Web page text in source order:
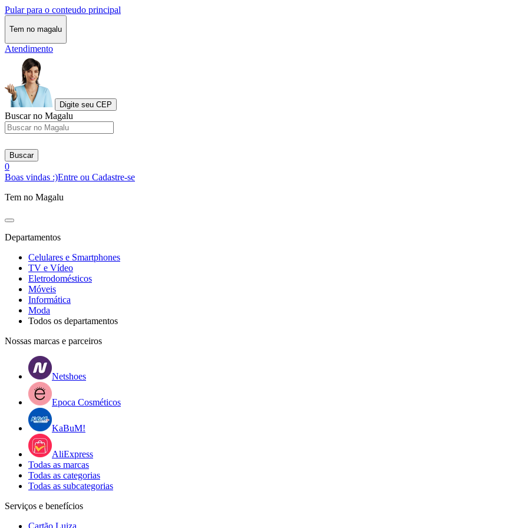
Pular para o conteudo principal
Tem no magalu
Atendimento
Digite seu CEP
Buscar no Magalu
Buscar
0
Boas vindas :)Entre ou Cadastre-se
Tem no Magalu
Departamentos
Celulares e Smartphones
TV e Vídeo
Eletrodomésticos
Móveis
Informática
Moda
Todos os departamentos
Nossas marcas e parceiros
Netshoes
Epoca Cosméticos
KaBuM!
AliExpress
Todas as marcas
Todas as categorias
Todas as subcategorias
Serviços e benefícios
Cartão Luiza